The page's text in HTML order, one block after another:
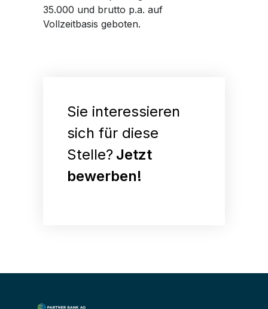
35.000 und brutto p.a. auf
Vollzeitbasis geboten.
Sie interessieren
sich für diese
Stelle? Jetzt
bewerben!